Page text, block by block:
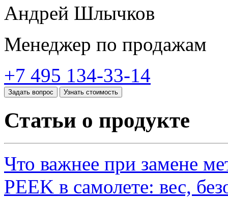
Андрей Шлычков
Менеджер по продажам
+7 495 134-33-14
Задать вопрос Узнать стоимость
Статьи о продукте
Что важнее при замене
PEEK в самолете: вес,